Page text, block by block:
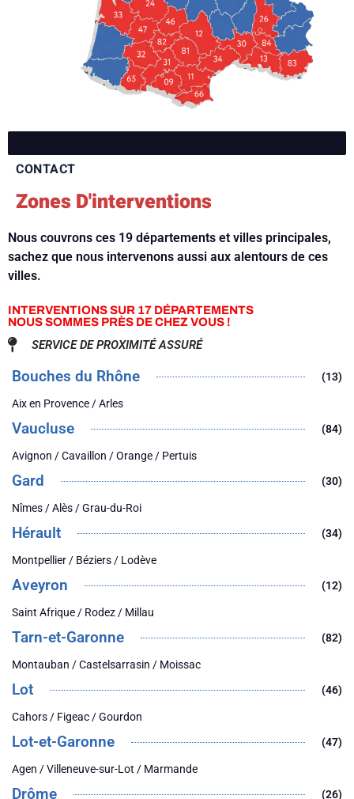
CONTACT
Zones D'interventions
Nous couvrons ces 19 départements et villes principales,
sachez que nous intervenons aussi aux alentours de ces
villes.
INTERVENTIONS SUR 17 DÉPARTEMENTS
NOUS SOMMES PRÈS DE CHEZ VOUS !
SERVICE DE PROXIMITÉ ASSURÉ
Bouches du Rhône (13)
Aix en Provence / Arles
Vaucluse (84)
Avignon / Cavaillon / Orange / Pertuis
Gard (30)
Nîmes / Alès / Grau-du-Roi
Hérault (34)
Montpellier / Béziers / Lodève
Aveyron (12)
Saint Afrique / Rodez / Millau
Tarn-et-Garonne (82)
Montauban / Castelsarrasin / Moissac
Lot (46)
Cahors / Figeac / Gourdon
Lot-et-Garonne (47)
Agen / Villeneuve-sur-Lot / Marmande
Drôme (26)